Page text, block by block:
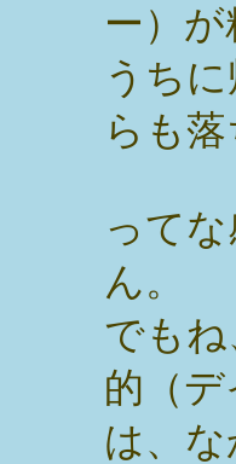
ー）
うち
らも
って
ん。
でも
的（
は、